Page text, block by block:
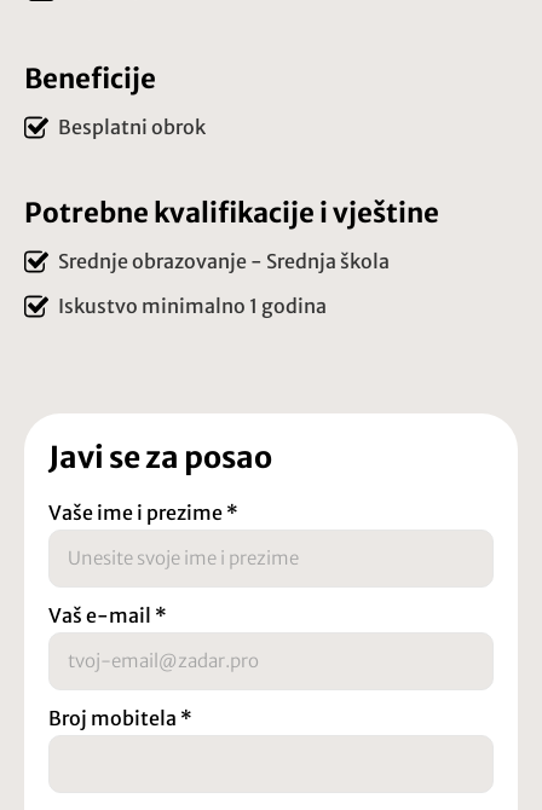
Beneficije
Besplatni obrok
Potrebne kvalifikacije i vještine
Srednje obrazovanje - Srednja škola
Iskustvo minimalno 1 godina
Javi se za posao
Vaše ime i prezime *
Vaš e-mail *
Broj mobitela *